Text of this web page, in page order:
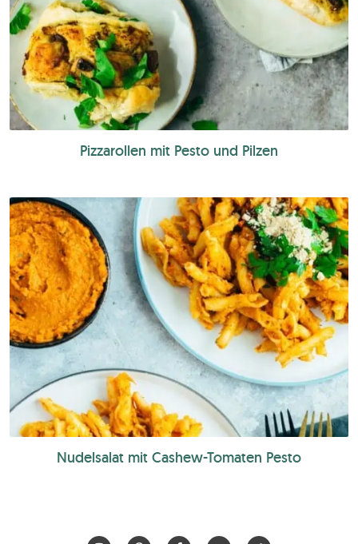
Pizzarollen mit Pesto und Pilzen
Nudelsalat mit Cashew-Tomaten Pesto